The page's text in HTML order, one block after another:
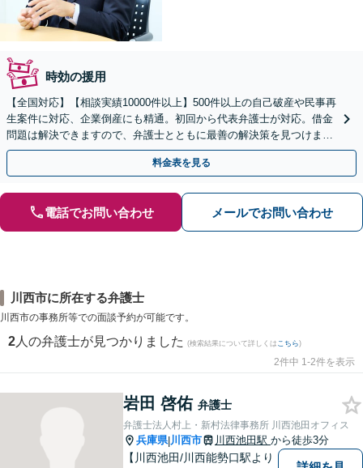
時効の援用
【全国対応】【相談実績10000件以上】500件以上の自己破産や民事再
生案件に対応、企業倒産にも精通。初回から代表弁護士が対応。借金
問題は解決できますので、弁護士とともに最善の解決策を見つけまし
ょう【初回相談無料】【法テラス利用可】
料金表を見る
電話でお問い合わせ メールでお問い合わせ
川西市に所在する弁護士
川西市の事務所等での面談予約が可能です。
2 人の弁護士が見つかりました (検索結果について詳しくは こちら)
2件中 1-2件を表示
岩田 啓佑 弁護士
弁護士法人村上・新村法律事務所 川西池田オフィス
兵庫県|川西市 川西池田駅 から徒歩3分
【川西池田/川西能勢口駅より